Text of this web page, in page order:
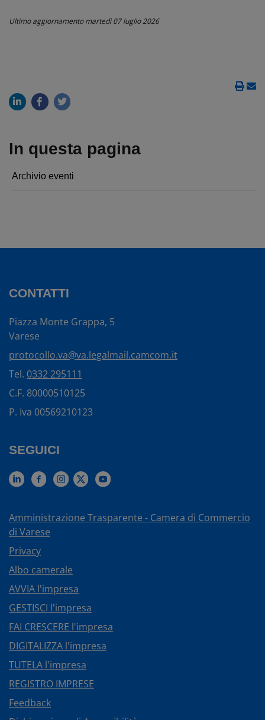
Ultimo aggiornamentomartedì 07 luglio 2026
In questa pagina
Archivio eventi
CONTATTI
Piazza Monte Grappa, 5
Varese
protocollo.va@va.legalmail.camcom.it
Tel. 0332 295111
C.F. 80000510125
P. Iva 00569210123
SEGUICI
Amministrazione Trasparente - Camera di Commercio
di Varese
Privacy
Albo camerale
AVVIA l'impresa
GESTISCI l'impresa
FAI CRESCERE l'impresa
DIGITALIZZA l'impresa
TUTELA l'impresa
REGISTRO IMPRESE
Feedback